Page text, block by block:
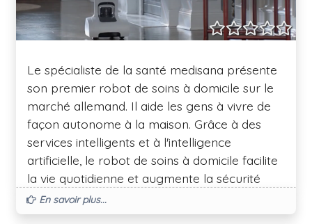
Le spécialiste de la santé medisana présente
son premier robot de soins à domicile sur le
marché allemand. Il aide les gens à vivre de
façon autonome à la maison. Grâce à des
services intelligents et à l'intelligence
artificielle, le robot de soins à domicile facilite
la vie quotidienne et augmente la sécurité
grâce à différents services de santé et
d'urgence.
En savoir plus...